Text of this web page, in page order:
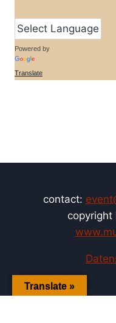
Powered by
Translate
contact:
copyright
Translate »